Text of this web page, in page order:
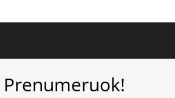
Prenumeruok!